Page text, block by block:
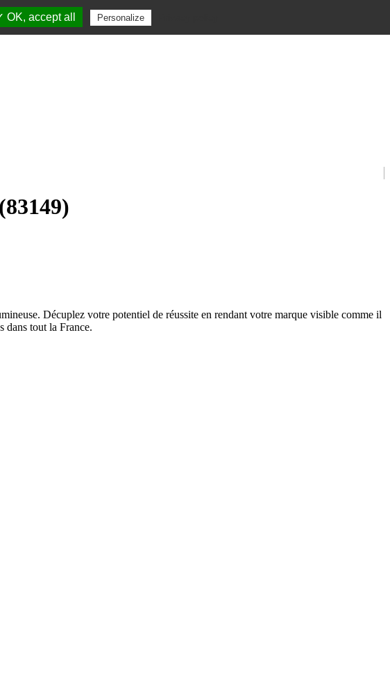
Décuplez votre potentiel de réussite en rendant votre marque visible comme il
dans tout la France.
OK, accept all Personalize